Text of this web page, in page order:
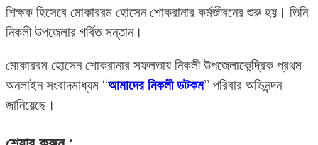
শিক্ষক হিসেবে মোকাররম হোসেন শোকরানার কর্মজীবনের শুরু হয়। তিনি
নিকলী উপজেলার গর্বিত সন্তান।
মোকাররম হোসেন শোকরানার সফলতায় নিকলী উপজেলাকেন্দ্রিক প্রথম
অনলাইন সংবাদমাধ্যম “আমাদের নিকলী ডটকম” পরিবার অভিনন্দন
জানিয়েছে।